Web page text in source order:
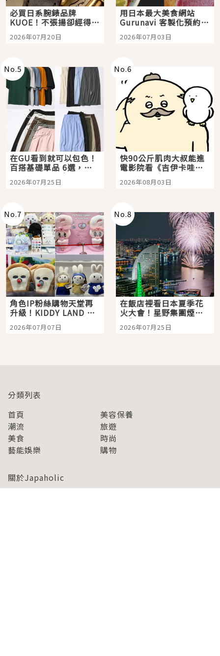
必買日系腕錶品牌
KUOE！不張揚卻經得起
時間洗鍊的經典之作五
選
2026年07月20日
用日本最大美食網站
Gurunavi 客製化預約九
大都市餐廳，打造專屬
美食體驗！
2026年07月03日
No.5
在GU看到就可以包色！
百搭基礎單品 6選，閉
眼全收也不心疼
2026年07月25日
No.6
快90公斤肌肉大叔能進
電影院看《吉伊卡哇》
嗎？日本重金屬樂團
「打首」會長與nagano
2026年08月03日
No.7
角色IP粉絲購物天堂再
升級！KIDDY LAND 原
宿店吉伊卡哇迎客，新
開幕 OMOKADO 店3分
2026年07月07日
No.8
在飯店裡看日本夏季花
火大會！星野集團煙火
景觀飯店6選，讓你不用
人擠人悠閒欣賞
2026年07月25日
分類列表
首頁
美容保養
潮流
旅遊
美食
時尚
藝能娛樂
購物
關於Japaholic